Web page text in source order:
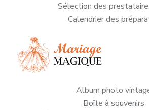
Sélection des
Calendrier des
Album photo
Boîte à souvenirs